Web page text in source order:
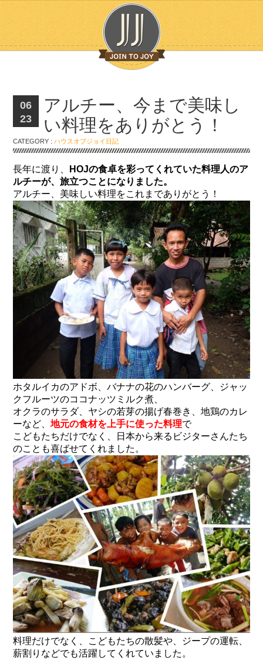
06
23
アルチー、今まで美味し
い料理をありがとう！
CATEGORY :ハウスオブジョイ日記
長年に渡り、
HOJの食卓を彩ってくれていた料理人のア
ルチーが、旅立つことになりました。
アルチー、美味しい料理をこれまでありがとう！
ホタルイカのアドボ、バナナの花のハンバーグ、ジャッ
クフルーツのココナッツミルク煮、
オクラのサラダ、ヤシの若芽の揚げ春巻き、地鶏のカレ
ーなど、地元の食材を上手に使った料理で
こどもたちだけでなく、日本から来るビジターさんたち
のことも喜ばせてくれました。
料理だけでなく、こどもたちの散髪や、ジープの運転、
薪割りなどでも活躍してくれていました。